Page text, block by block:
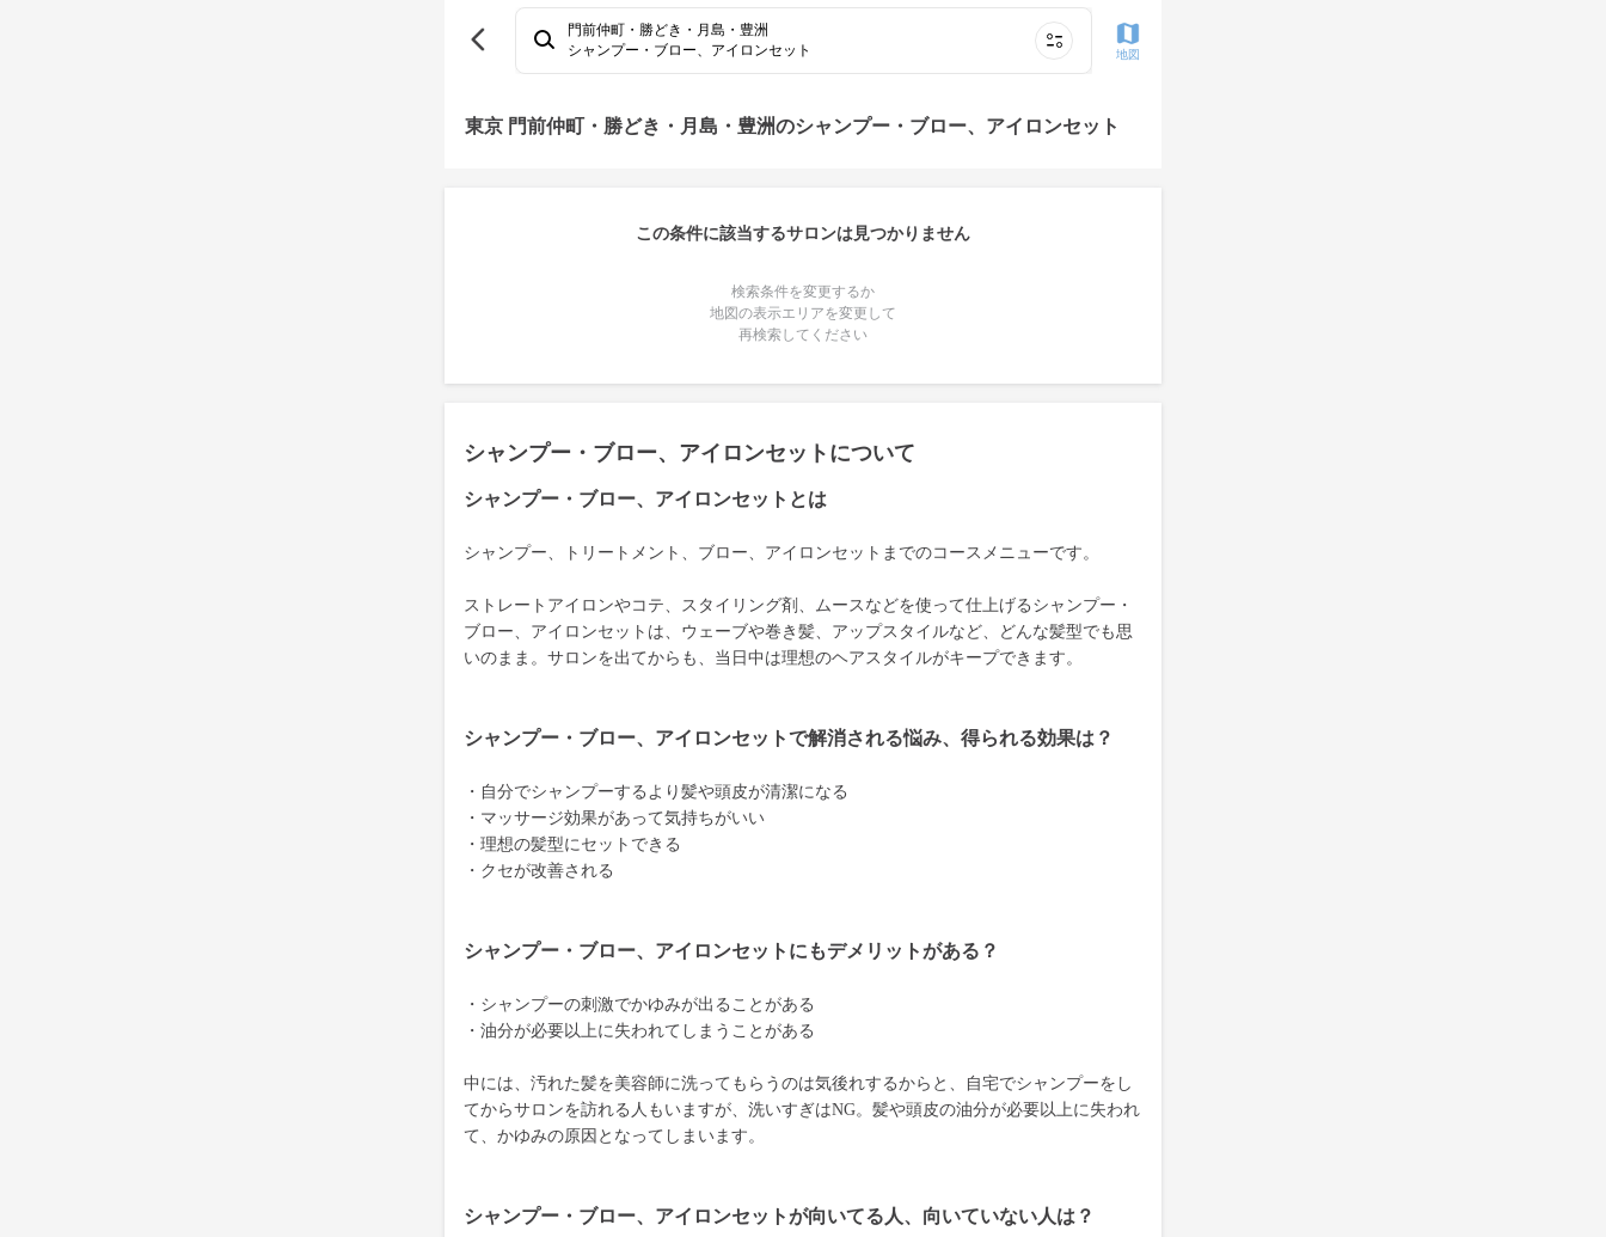
門前仲町・勝どき・月島・豊洲
シャンプー・ブロー、アイロンセット
地図
東京 門前仲町・勝どき・月島・豊洲のシャンプー・ブロー、アイロンセット
この条件に該当するサロンは見つかりません
検索条件を変更するか
地図の表示エリアを変更して
再検索してください
シャンプー・ブロー、アイロンセットについて
シャンプー・ブロー、アイロンセットとは
シャンプー、トリートメント、ブロー、アイロンセットまでのコースメニューです。
ストレートアイロンやコテ、スタイリング剤、ムースなどを使って仕上げるシャンプー・
ブロー、アイロンセットは、ウェーブや巻き髪、アップスタイルなど、どんな髪型でも思
いのまま。サロンを出てからも、当日中は理想のヘアスタイルがキープできます。
シャンプー・ブロー、アイロンセットで解消される悩み、得られる効果は？
・自分でシャンプーするより髪や頭皮が清潔になる
・マッサージ効果があって気持ちがいい
・理想の髪型にセットできる
・クセが改善される
シャンプー・ブロー、アイロンセットにもデメリットがある？
・シャンプーの刺激でかゆみが出ることがある
・油分が必要以上に失われてしまうことがある
中には、汚れた髪を美容師に洗ってもらうのは気後れするからと、自宅でシャンプーをし
てからサロンを訪れる人もいますが、洗いすぎはNG。髪や頭皮の油分が必要以上に失われ
て、かゆみの原因となってしまいます。
シャンプー・ブロー、アイロンセットが向いてる人、向いていない人は？